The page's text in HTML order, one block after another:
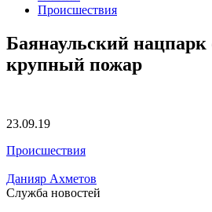
Происшествия
Баянаульский нацпарк
крупный пожар
23.09.19
Происшествия
Данияр Ахметов
Служба новостей